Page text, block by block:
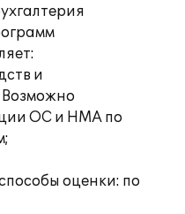
и
Возможно
ОС и НМА по
оценки: по